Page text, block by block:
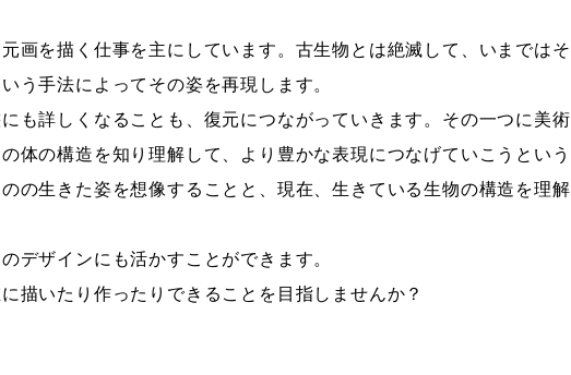
画を描く仕事を主にしています。古生物とは絶滅して、いまではそ
う手法によってその姿を再現します。
も詳しくなることも、復元につながっていきます。その一つに美術
体の構造を知り理解して、より豊かな表現につなげていこうという
の生きた姿を想像することと、現在、生きている生物の構造を理解
デザインにも活かすことができます。
描いたり作ったりできることを目指しませんか？